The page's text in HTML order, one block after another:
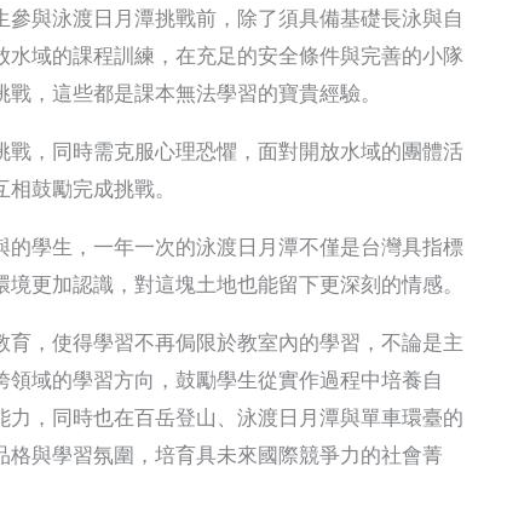
與泳渡日月潭挑戰前，除了須具備基礎長泳與自
域的課程訓練，在充足的安全條件與完善的小隊
，這些都是課本無法學習的寶貴經驗。
，同時需克服心理恐懼，面對開放水域的團體活
鼓勵完成挑戰。
學生，一年一次的泳渡日月潭不僅是台灣具指標
更加認識，對這塊土地也能留下更深刻的情感。
，使得學習不再侷限於教室內的學習，不論是主
域的學習方向，鼓勵學生從實作過程中培養自
，同時也在百岳登山、泳渡日月潭與單車環臺的
與學習氛圍，培育具未來國際競爭力的社會菁